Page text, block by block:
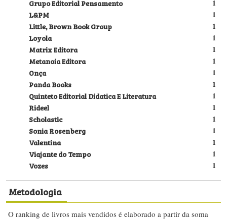
1
Grupo Editorial Pensamento
1
L&PM
1
Little, Brown Book Group
1
Loyola
1
Matrix Editora
1
Metanoia Editora
1
Onça
1
Panda Books
1
Quinteto Editorial Didatica E Literatura
1
Rideel
1
Scholastic
1
Sonia Rosenberg
1
Valentina
1
Viajante do Tempo
1
Vozes
Metodologia
O ranking de livros mais vendidos é elaborado a partir da soma